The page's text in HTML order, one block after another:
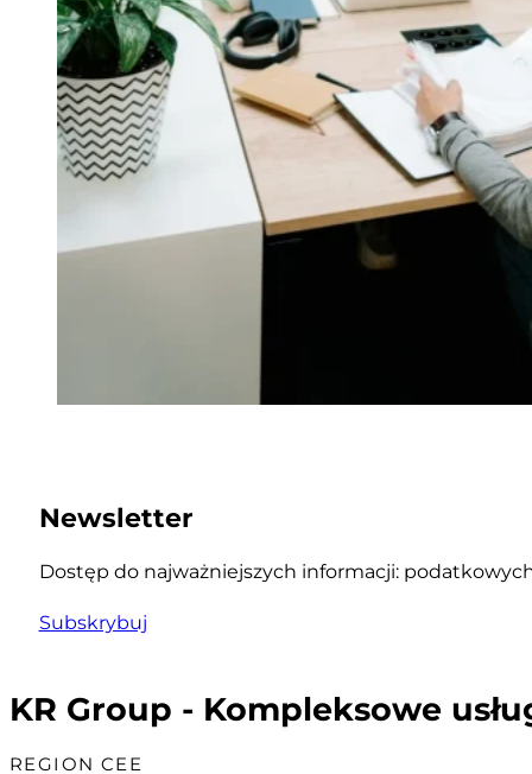
Newsletter
Dostęp do najważniejszych informacji:
Subskrybuj
KR Group - Kompleksowe
REGION CEE